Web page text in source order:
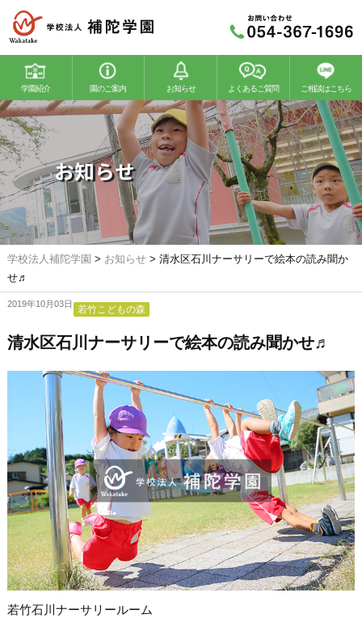
学園紹介 園のご案内
若竹幼稚園 若竹こどもの森
お知らせ よくあるご質問 ご相談はこちら
お知らせ
学校法人補陀学園 > お知らせ> 清水区石川ナーサリーで絵本の読み聞か
せ♬
2019年10月03日 若竹こどもの森
清水区石川ナーサリーで絵本の読み聞かせ♬
若竹石川ナーサリールーム